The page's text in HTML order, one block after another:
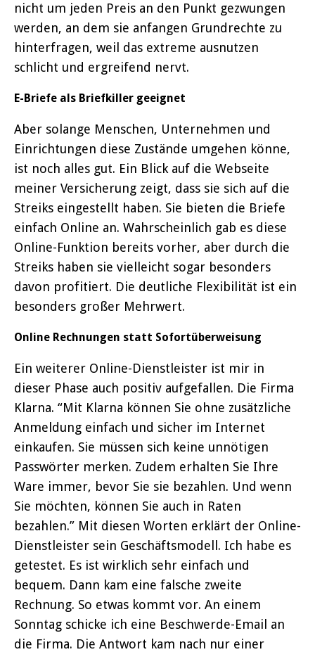
nicht um jeden Preis an den Punkt gezwungen
werden, an dem sie anfangen Grundrechte zu
hinterfragen, weil das extreme ausnutzen
schlicht und ergreifend nervt.
E-Briefe als Briefkiller geeignet
Aber solange Menschen, Unternehmen und
Einrichtungen diese Zustände umgehen könne,
ist noch alles gut. Ein Blick auf die Webseite
meiner Versicherung zeigt, dass sie sich auf die
Streiks eingestellt haben. Sie bieten die Briefe
einfach Online an. Wahrscheinlich gab es diese
Online-Funktion bereits vorher, aber durch die
Streiks haben sie vielleicht sogar besonders
davon profitiert. Die deutliche Flexibilität ist ein
besonders großer Mehrwert.
Online Rechnungen statt Sofortüberweisung
Ein weiterer Online-Dienstleister ist mir in
dieser Phase auch positiv aufgefallen. Die Firma
Klarna. “Mit Klarna können Sie ohne zusätzliche
Anmeldung einfach und sicher im Internet
einkaufen. Sie müssen sich keine unnötigen
Passwörter merken. Zudem erhalten Sie Ihre
Ware immer, bevor Sie sie bezahlen. Und wenn
Sie möchten, können Sie auch in Raten
bezahlen.” Mit diesen Worten erklärt der Online-
Dienstleister sein Geschäftsmodell. Ich habe es
getestet. Es ist wirklich sehr einfach und
bequem. Dann kam eine falsche zweite
Rechnung. So etwas kommt vor. An einem
Sonntag schicke ich eine Beschwerde-Email an
die Firma. Die Antwort kam nach nur einer